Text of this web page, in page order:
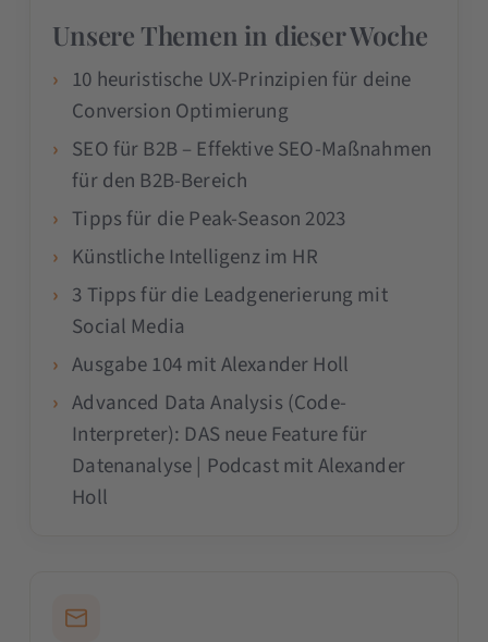
Unsere Themen in dieser Woche
10 heuristische UX-Prinzipien für deine
Conversion Optimierung
SEO für B2B – Effektive SEO-Maßnahmen
für den B2B-Bereich
Tipps für die Peak-Season 2023
Künstliche Intelligenz im HR
3 Tipps für die Leadgenerierung mit
Social Media
Ausgabe 104 mit Alexander Holl
Advanced Data Analysis (Code-
Interpreter): DAS neue Feature für
Datenanalyse | Podcast mit Alexander
Holl